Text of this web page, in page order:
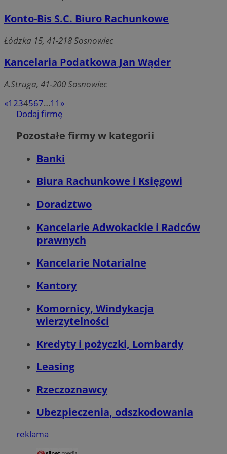
Konto-Bis S.C. Biuro Rachunkowe
Łódzka 15, 41-218 Sosnowiec
Kancelaria Podatkowa Jan Wąder
A.Struga, 41-200 Sosnowiec
«1 234567…11 »
Dodaj firmę
Pozostałe firmy w kategorii
Banki
Biura Rachunkowe i Księgowi
Doradztwo
Kancelarie Adwokackie i Radców
prawnych
Kancelarie Notarialne
Kantory
Komornicy, Windykacja
wierzytelności
Kredyty i pożyczki, Lombardy
Leasing
Rzeczoznawcy
Ubezpieczenia, odszkodowania
reklama
strony internetowej, takich jak logowanie użytkownika i zarządzanie
Provider/
MvSessID
euds
VISITOR_PRIVACY_METADATA
YouTube
.youtube.com
Google Privacy Policy